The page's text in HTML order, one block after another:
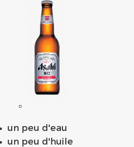
un peu d'eau
un peu d'huile